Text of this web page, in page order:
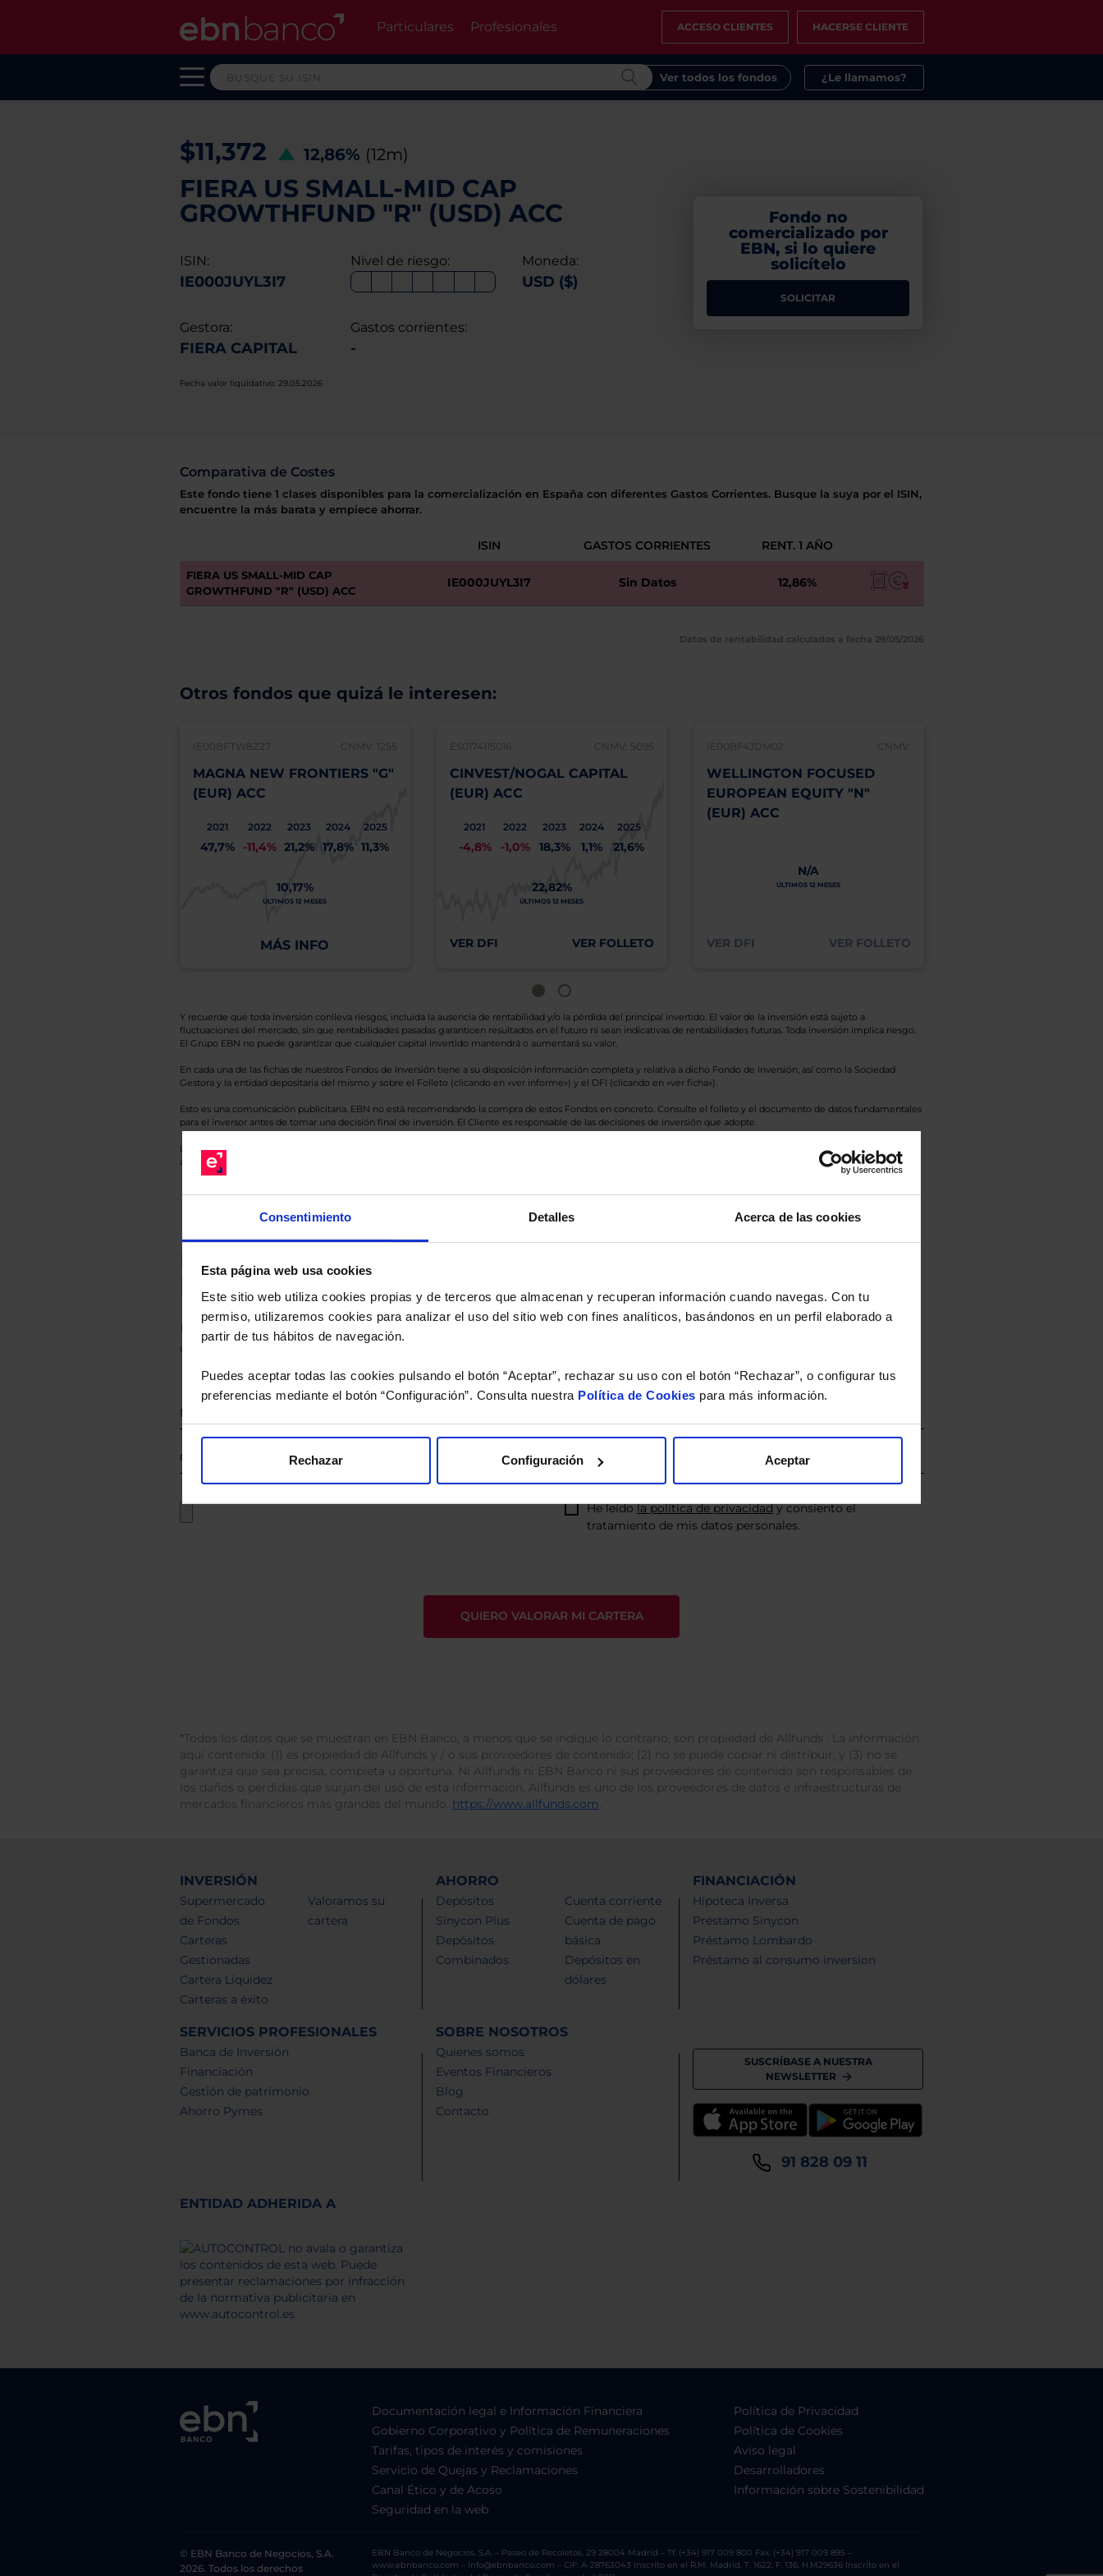
Consentimiento Detalles Acerca de las cookies
Esta página web usa cookies
Este sitio web utiliza cookies propias y de terceros que almacenan y recuperan información cuando navegas. Con tu
permiso, utilizaremos cookies para analizar el uso del sitio web con fines analíticos, basándonos en un perfil elaborado a
partir de tus hábitos de navegación.
Puedes aceptar todas las cookies pulsando el botón “Aceptar”, rechazar su uso con el botón “Rechazar”, o configurar tus
preferencias mediante el botón “Configuración”. Consulta nuestra Política de Cookies para más información.
Rechazar Configuración Aceptar
Particulares Profesionales ACCESO CLIENTES HACERSE CLIENTE
Ver todos los fondos ¿Le llamamos?
$11,372 12,86% (12m)
FIERA US SMALL-MID CAP
GROWTHFUND "R" (USD) ACC
ISIN:
IE000JUYL3I7
Nivel de riesgo: Moneda:
USD ($)
Gestora:
FIERA CAPITAL
Gastos corrientes:
-
Fecha valor liquidativo: 29.05.2026
Fondo no
comercializado por
EBN, si lo quiere
solicítelo
SOLICITAR
Comparativa de Costes
Este fondo tiene 1 clases disponibles para la comercialización en España con diferentes Gastos Corrientes. Busque la suya por el ISIN,
encuentre la más barata y empiece ahorrar.
ISIN GASTOS CORRIENTES RENT. 1 AÑO
FIERA US SMALL-MID CAP
GROWTHFUND "R" (USD) ACC
IE000JUYL3I7 Sin Datos 12,86%
Datos de rentabilidad calculados a fecha 29/05/2026
Otros fondos que quizá le interesen:
IE00BFTW8Z27 CNMV: 1255
MAGNA NEW FRONTIERS "G"
(EUR) ACC
2021
47,7%
2022
-11,4%
2023
21,2%
2024
17,8%
2025
11,3%
10,17%
ÚLTIMOS 12 MESES
MÁS INFO
ES0174115016 CNMV: 5095
CINVEST/NOGAL CAPITAL
(EUR) ACC
2021
-4,8%
2022
-1,0%
2023
18,3%
2024
1,1%
2025
21,6%
22,82%
ÚLTIMOS 12 MESES
VER DFI VER FOLLETO
IE00BF4JDM02 CNMV:
WELLINGTON FOCUSED
EUROPEAN EQUITY "N"
(EUR) ACC
N/A
ÚLTIMOS 12 MESES
VER DFI VER FOLLETO
Y recuerde que toda inversión conlleva riesgos, incluida la ausencia de rentabilidad y/o la pérdida del principal invertido. El valor de la inversión está sujeto a
fluctuaciones del mercado, sin que rentabilidades pasadas garanticen resultados en el futuro ni sean indicativas de rentabilidades futuras. Toda inversión implica riesgo.
El Grupo EBN no puede garantizar que cualquier capital invertido mantendrá o aumentará su valor.
En cada una de las fichas de nuestros Fondos de Inversión tiene a su disposición información completa y relativa a dicho Fondo de Inversión, así como la Sociedad
Gestora y la entidad depositaria del mismo y sobre el Folleto (clicando en «ver informe») y el DFI (clicando en «ver ficha»).
Esto es una comunicación publicitaria. EBN no está recomendando la compra de estos Fondos en concreto. Consulte el folleto y el documento de datos fundamentales
para el inversor antes de tomar una decisión final de inversión. El Cliente es responsable de las decisiones de inversión que adopte.
Los datos de rentabilidad mostrados hacen referencia a los Valores Liquidativos del Fondo al cierre de la última sesión, y se calculan de Valor Liquidativo de la sesión
anterior a Valor Liquidativo actual con reinversión de dividendos si el fondo es de reparto. Todas las rentabilidades mostradas están en la divisa Euro.
Recomendado.
Le hacemos un estudio gratuito de su cartera.
Descárguese el archivo
e indíquenos los ISINs de sus Fondos y nuestros expertos le enviarán un estudio gratuito
de sus alternativas de Clases Limpias con las que podrá ahorrar en sus costes.
He leídola política de privacidady consiento el
tratamiento de mis datos personales.
*Todos los datos que se muestran en EBN Banco, a menos que se indique lo contrario, son propiedad de Allfunds . La información
aquí contenida: (1) es propiedad de Allfunds y / o sus proveedores de contenido; (2) no se puede copiar ni distribuir; y (3) no se
garantiza que sea precisa, completa u oportuna. Ni Allfunds ni EBN Banco ni sus proveedores de contenido son responsables de
los daños o pérdidas que surjan del uso de esta información. Allfunds es uno de los proveedores de datos e infraestructuras de
mercados financieros más grandes del mundo. https://www.allfunds.com.
INVERSIÓN
Supermercado
de Fondos
Carteras
Gestionadas
Cartera Liquidez
Carteras a éxito
Valoramos su
cartera
AHORRO
Depósitos
Sinycon Plus
Depósitos
Combinados
Cuenta corriente
Cuenta de pago
básica
Depósitos en
dólares
FINANCIACIÓN
Hipoteca Inversa
Préstamo Sinycon
Préstamo Lombardo
Préstamo al consumo inversion
SERVICIOS PROFESIONALES
Banca de Inversión
Financiación
Gestión de patrimonio
Ahorro Pymes
SOBRE NOSOTROS
Quienes somos
Eventos Financieros
Blog
Contacto
SUSCRÍBASE A NUESTRA
NEWSLETTER
91 828 09 11
ENTIDAD ADHERIDA A
Documentación legal e Información Financiera
Gobierno Corporativo y Política de Remuneraciones
Tarifas, tipos de interés y comisiones
Servicio de Quejas y Reclamaciones
Canal Ético y de Acoso
Seguridad en la web
Política de Privacidad
Política de Cookies
Aviso legal
Desarrolladores
Información sobre Sostenibilidad
© EBN Banco de Negocios, S.A.
2026. Todos los derechos
EBN Banco de Negocios, S.A. – Paseo de Recoletos, 29 28004 Madrid – Tf. (+34) 917 009 800 Fax. (+34) 917 009 895 –
www.ebnbanco.com – info@ebnbanco.com – CIF: A-28763043 Inscrito en el R.M. Madrid, T. 1622, F. 136, H.M29636 Inscrito en el